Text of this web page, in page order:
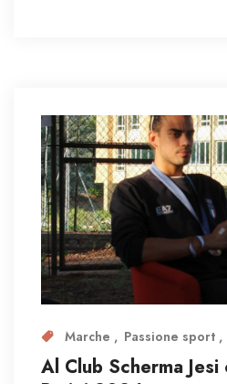
Marche Passione sport
Al Club Scherma